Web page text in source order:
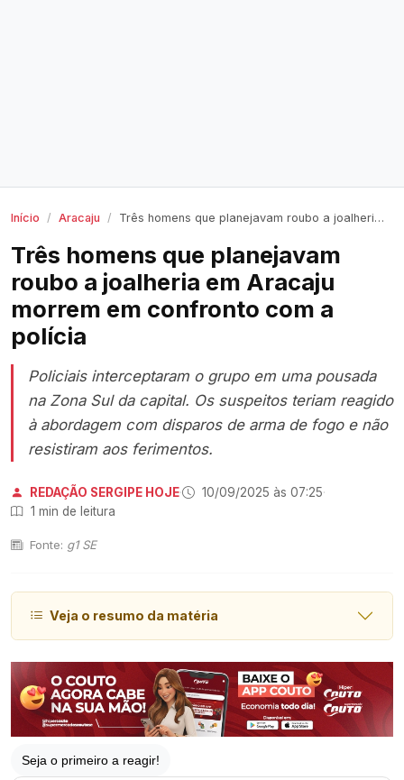
Início Aracaju Três homens que planejavam roubo a joalheria em Aracaju morrem em confronto com a polícia
Três homens que planejavam
roubo a joalheria em Aracaju
morrem em confronto com a
polícia
Policiais interceptaram o grupo em uma pousada
na Zona Sul da capital. Os suspeitos teriam reagido
à abordagem com disparos de arma de fogo e não
resistiram aos ferimentos.
REDAÇÃO SERGIPE HOJE· 10/09/2025 às 07:25·
1 min de leitura
Fonte: g1 SE
Veja o resumo da matéria
Seja o primeiro a reagir!